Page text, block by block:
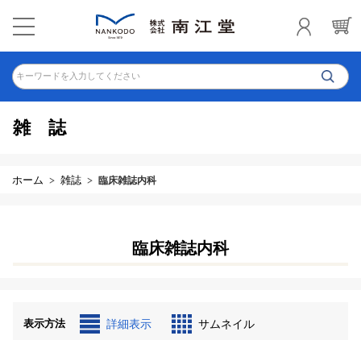
キーワードを入力してください
雑誌
ホーム 雑誌 臨床雑誌内科
臨床雑誌内科
表示方法 詳細表示 サムネイル